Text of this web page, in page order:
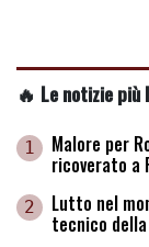
🔥 Le notizie
1 Malore per
ricoverato a
2 Lutto nel
tecnico